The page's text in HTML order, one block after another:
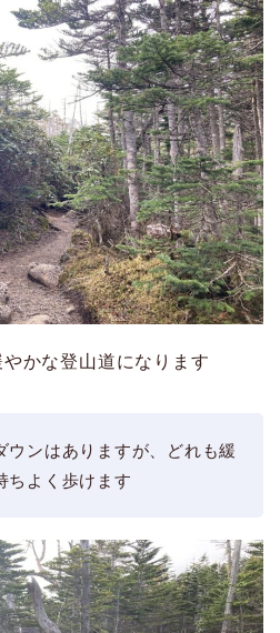
かな登山道になります
ウンはありますが、どれも緩
ちよく歩けます